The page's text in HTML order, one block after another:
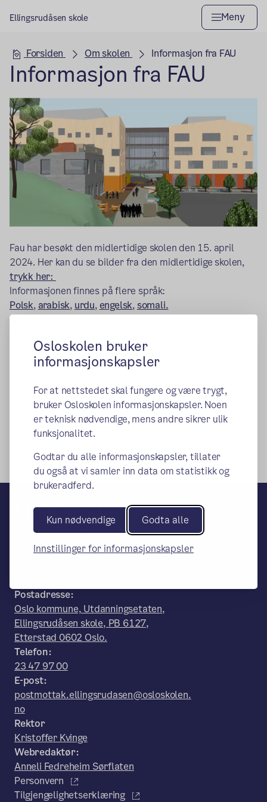
Osloskolen bruker
informasjonskapsler
For at nettstedet skal fungere og være trygt,
bruker Osloskolen informasjonskapsler. Noen
er teknisk nødvendige, mens andre sikrer ulik
funksjonalitet.
Godtar du alle informasjonskapsler, tillater
du også at vi samler inn data om statistikk og
brukeradferd.
Kun nødvendige Godta alle
Innstillinger for informasjonskapsler
Ellingsrudåsen skole Meny
Hovedseksjon
Forsiden Om skolen Informasjon fra FAU
Informasjon fra FAU
Fau har besøkt den midlertidige skolen den 15. april
2024. Her kan du se bilder fra den midlertidige skolen,
trykk her:
Informasjonen finnes på flere språk:
Polsk, arabisk, urdu,engelsk, somali.
Publisert:12.10.2023Endret:16.04.2024
Ellingsrudåsen skole
– en del av Osloskolen
Besøks- og leveringsadresse:
Postadresse:
Oslo kommune, Utdanningsetaten,
Ellingsrudåsen skole, PB 6127,
Etterstad 0602 Oslo.
Telefon:
23 47 97 00
E-post:
postmottak.ellingsrudasen@osloskolen.
no
Rektor
Kristoffer Kvinge
Webredaktør:
Anneli Fedreheim Sørflaten
Personvern
Tilgjengelighetserklæring